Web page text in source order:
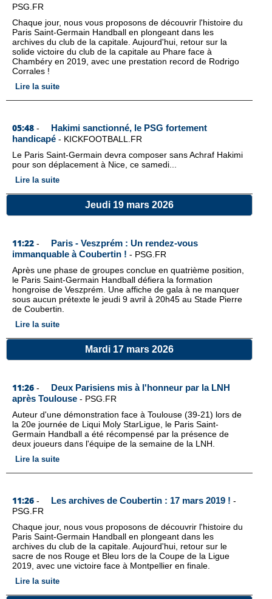
PSG.FR
Chaque jour, nous vous proposons de découvrir l'histoire du
Paris Saint-Germain Handball en plongeant dans les
archives du club de la capitale. Aujourd'hui, retour sur la
solide victoire du club de la capitale au Phare face à
Chambéry en 2019, avec une prestation record de Rodrigo
Corrales !
Lire la suite
05:48 -
Hakimi sanctionné, le PSG fortement
handicapé - KICKFOOTBALL.FR
Le Paris Saint-Germain devra composer sans Achraf Hakimi
pour son déplacement à Nice, ce samedi...
Lire la suite
Jeudi 19 mars 2026
11:22 -
Paris - Veszprém : Un rendez-vous
immanquable à Coubertin ! - PSG.FR
Après une phase de groupes conclue en quatrième position,
le Paris Saint-Germain Handball défiera la formation
hongroise de Veszprém. Une affiche de gala à ne manquer
sous aucun prétexte le jeudi 9 avril à 20h45 au Stade Pierre
de Coubertin.
Lire la suite
Mardi 17 mars 2026
11:26 -
Deux Parisiens mis à l'honneur par la LNH
après Toulouse - PSG.FR
Auteur d'une démonstration face à Toulouse (39-21) lors de
la 20e journée de Liqui Moly StarLigue, le Paris Saint-
Germain Handball a été récompensé par la présence de
deux joueurs dans l'équipe de la semaine de la LNH.
Lire la suite
11:26 - Les archives de Coubertin : 17 mars 2019 ! -
PSG.FR
Chaque jour, nous vous proposons de découvrir l'histoire du
Paris Saint-Germain Handball en plongeant dans les
archives du club de la capitale. Aujourd'hui, retour sur le
sacre de nos Rouge et Bleu lors de la Coupe de la Ligue
2019, avec une victoire face à Montpellier en finale.
Lire la suite